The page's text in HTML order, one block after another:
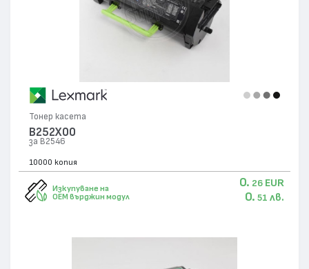
Тонер касета
B252X00
за B2546
10000 копия
Изкупуване на
OEM върджин модул
0. 26 EUR
0. 51 лв.